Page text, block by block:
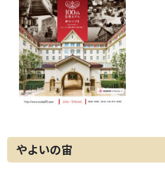
やよいの宙